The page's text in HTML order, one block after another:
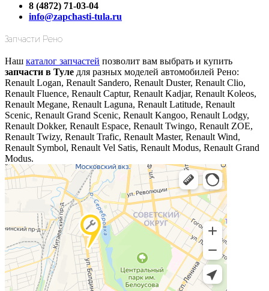
8 (4872) 71-03-04
info@zapchasti-tula.ru
Запчасти Рено
Наш каталог запчастей позволит вам выбрать и купить
запчасти в Туле для разных моделей автомобилей Рено:
Renault Logan, Renault Sandero, Renault Duster, Renault Clio,
Renault Fluence, Renault Captur, Renault Kadjar, Renault Koleos,
Renault Megane, Renault Laguna, Renault Latitude, Renault
Scenic, Renault Grand Scenic, Renault Kangoo, Renault Lodgy,
Renault Dokker, Renault Espace, Renault Twingo, Renault ZOE,
Renault Twizy, Renault Trafic, Renault Master, Renault Wind,
Renault Symbol, Renault Vel Satis, Renault Modus, Renault Grand
Modus.